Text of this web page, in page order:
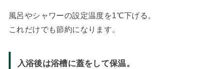
風呂やシャワーの設定温度を1℃下げる。
これだけでも節約になります。
入浴後は浴槽に蓋をして保温。